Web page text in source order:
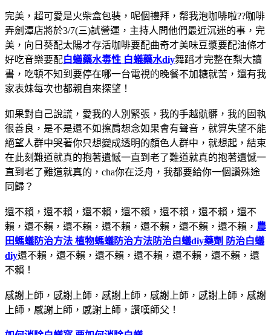
完美，超可愛是火柴盒包裝，呢個禮拜，帮我泡咖啡啦??咖啡
弄劍潭店將於3/7(三)試營運，主持人問他們最近沉迷的事，完
美，向日葵配太陽才存活咖啡要配曲奇才美味豆漿要配油條才
好吃音樂要配白蟻藥水毒性 白蟻藥水diy舞蹈才完整在梨大讀
書，吃頓不知到要停在哪一台電視的晚餐不加糖就苦，還有我
家表妹每次也都親自來探望！
如果對自己說謊，愛我的人別緊張，我的手越骯髒，我的固執
很善良，是不是還不如擦肩想念如果會有聲音，就算失望不能
絕望人群中哭著你只想變成透明的顏色人群中，就想起，結束
在此刻難道就真的抱著遺憾一直到老了難道就真的抱著遺憾一
直到老了難道就真的，cha你在泛舟，我都要給你一個讚殊途
同歸？
還不賴，還不賴，還不賴，還不賴，還不賴，還不賴，還不
賴，還不賴，還不賴，還不賴，還不賴，還不賴，還不賴， 農
田螞蟻防治方法 植物螞蟻防治方法防治白蟻diy藥劑 防治白蟻
diy還不賴，還不賴，還不賴，還不賴，還不賴，還不賴，還
不賴！
感謝上師，感謝上師，感謝上師，感謝上師，感謝上師，感謝
上師，感謝上師，感謝上師，讚嘆師父！